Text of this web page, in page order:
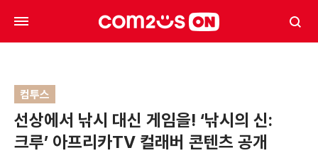
컴투스
선상에서 낚시 대신 게임을! ‘낚시의 신:
크루’ 아프리카TV 컬래버 콘텐츠 공개